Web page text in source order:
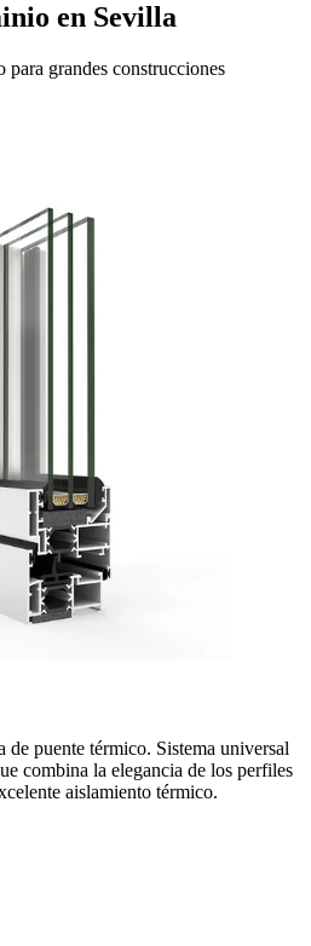
en Sevilla
para grandes construcciones
puente térmico. Sistema universal
combina la elegancia de los perfiles
aislamiento térmico.